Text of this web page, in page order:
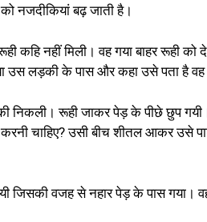
नजदीकियां बढ़ जाती है।
नहीं मिली। वह गया बाहर रूही
उस लड़की के पास और कहा उसे पता है वह
निकली। रूही जाकर पेड़ के पीछे छुप
चाहिए? उसी बीच शीतल आकर उसे
जिसकी वजह से नहार पेड़ के पास गया।